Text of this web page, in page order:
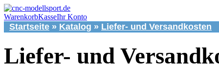
WarenkorbKasseIhr Konto
Startseite » Katalog » Liefer- und Versandkosten
Liefer- und